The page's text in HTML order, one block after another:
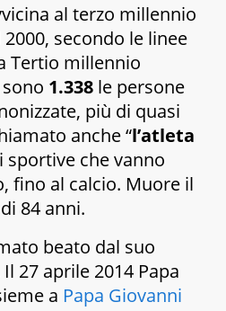
al terzo millennio
2000, secondo le linee
Tertio millennio
1.338 le persone
più di quasi
anche “l’atleta
sportive che vanno
fino al calcio. Muore il
84 anni.
beato dal suo
27 aprile 2014 Papa
a Papa Giovanni